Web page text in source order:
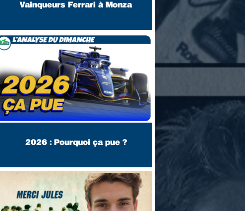
Vainqueurs Ferrari à Monza
2026 : Pourquoi ça pue ?